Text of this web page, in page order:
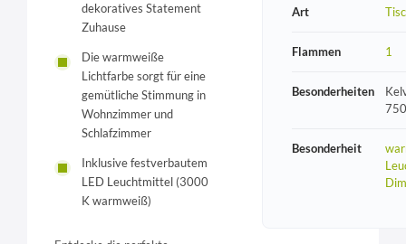
dekoratives Statement
Zuhause
Die warmweiße
Lichtfarbe sorgt für eine
gemütliche Stimmung in
Wohnzimmer und
Schlafzimmer
Inklusive festverbautem
LED Leuchtmittel (3000
K warmweiß)
Art
Flammen 1
Besonderheiten
Besonderheit